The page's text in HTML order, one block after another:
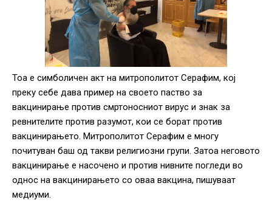
Тоа е симболичен акт на митрополитот Серафим, кој
преку себе дава пример на своето паство за
вакцинирање против смртоносниот вирус и знак за
ревнителите против разумот, кои се борат против
вакцинирањето. Митрополитот Серафим е многу
почитуван баш од такви религиозни групи. Затоа неговото
вакцинирање е насочено и против нивните погледи во
однос на вакцинирањето со оваа вакцина, пишуваат
медиуми.